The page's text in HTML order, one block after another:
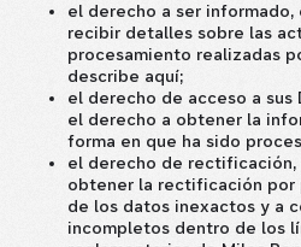
el derecho a ser informado,
recibir detalles sobre las
procesamiento realizadas
describe aquí;
el derecho de acceso a sus
el derecho a obtener la
forma en que ha sido
el derecho de rectificación,
obtener la rectificación por
de los datos inexactos y a
incompletos dentro de los